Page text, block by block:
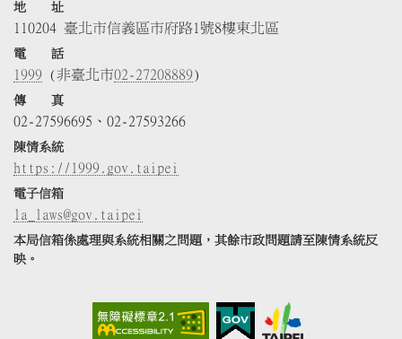
地 址
110204 臺北市信義區市府路1號8樓東北區
電 話
1999 (非臺北市02-27208889)
傳 真
02-27596695、02-27593266
陳情系統
https://1999.gov.taipei
電子信箱
la_laws@gov.taipei
本局信箱係處理與系統相關之問題，其餘市政問題請至陳情系統反
映。